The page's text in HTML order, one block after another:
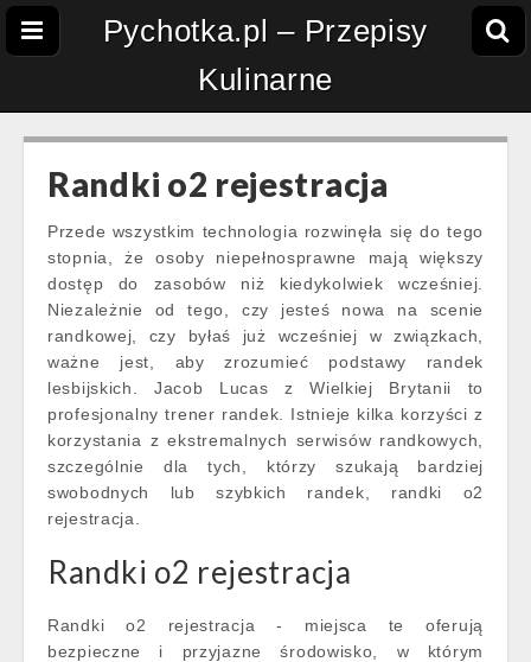
Pychotka.pl – Przepisy
Kulinarne
Randki o2 rejestracja
Przede wszystkim technologia rozwinęła się do tego
stopnia, że osoby niepełnosprawne mają większy
dostęp do zasobów niż kiedykolwiek wcześniej.
Niezależnie od tego, czy jesteś nowa na scenie
randkowej, czy byłaś już wcześniej w związkach,
ważne jest, aby zrozumieć podstawy randek
lesbijskich. Jacob Lucas z Wielkiej Brytanii to
profesjonalny trener randek. Istnieje kilka korzyści z
korzystania z ekstremalnych serwisów randkowych,
szczególnie dla tych, którzy szukają bardziej
swobodnych lub szybkich randek, randki o2
rejestracja.
Randki o2 rejestracja
Randki o2 rejestracja - miejsca te oferują
bezpieczne i przyjazne środowisko, w którym